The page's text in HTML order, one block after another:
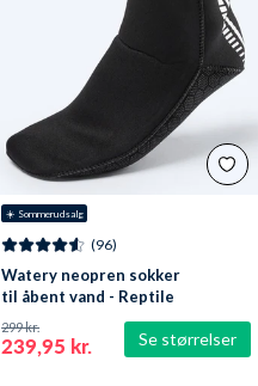
☀️ Sommerudsalg
Se størrelser
(96)
Watery neopren sokker
til åbent vand - Reptile
(3 mm) - Sort
239,95 kr.
299 kr.